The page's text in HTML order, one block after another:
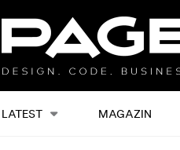
LATEST MAGAZIN